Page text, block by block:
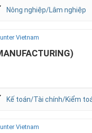
Nông nghiệp/Lâm nghiệp
Vietnam
Kế toán/Tài chính/Kiểm
Vietnam